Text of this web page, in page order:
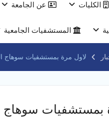
بمعرض الاكاديمية العسكريه علي هامش
النعماني والمدير التنفيذي لشركة وادي
سوهاج تفتح أبوابها لطلاب الثانوية
الكليات عن الجامعة
المستشفيات الجامعية
لاول مرة بمستشفيات سوهاج
بمستشفيات سوهاج